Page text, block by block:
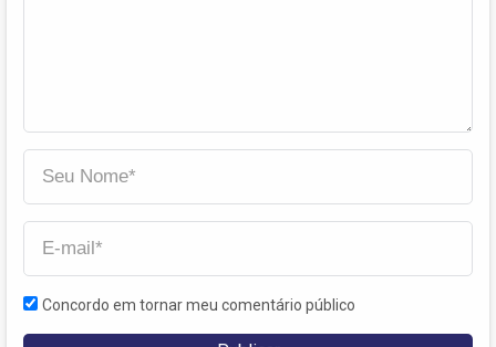
Concordo em tornar meu comentário público